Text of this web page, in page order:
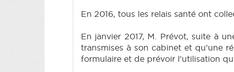
En 2016, tous les relais santé ont
En janvier 2017, M. Prévot, suite à
transmises à son cabinet et qu’une
formulaire et de prévoir l'utilisation